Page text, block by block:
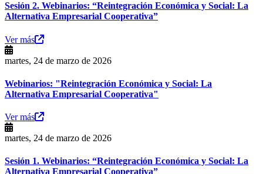
Sesión 2. Webinarios: “Reintegración Económica y Social: La
Alternativa Empresarial Cooperativa”
Ver más
martes, 24 de marzo de 2026
Webinarios: "Reintegración Económica y Social: La
Alternativa Empresarial Cooperativa"
Ver más
martes, 24 de marzo de 2026
Sesión 1. Webinarios: “Reintegración Económica y Social: La
Alternativa Empresarial Cooperativa”